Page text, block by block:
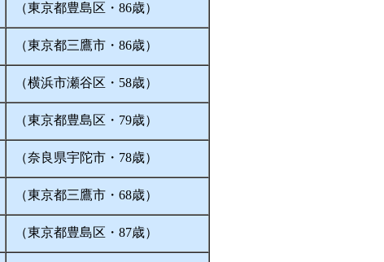
（東京都豊島区・86歳）
（東京都三鷹市・86歳）
（横浜市瀬谷区・58歳）
（東京都豊島区・79歳）
（奈良県宇陀市・78歳）
（東京都三鷹市・68歳）
（東京都豊島区・87歳）